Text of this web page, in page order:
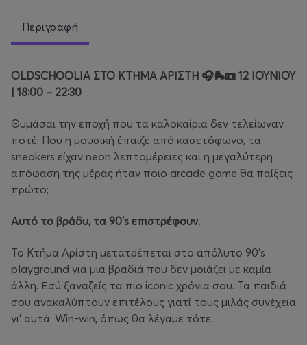
Περιγραφή
OLDSCHOOLIA ΣΤΟ ΚΤΗΜΑ ΑΡΙΣΤΗ 🎧🛼📼 12 ΙΟΥΝΙΟΥ
| 18:00 – 22:30
Θυμάσαι την εποχή που τα καλοκαίρια δεν τελείωναν
ποτέ; Που η μουσική έπαιζε από κασετόφωνο, τα
sneakers είχαν neon λεπτομέρειες και η μεγαλύτερη
απόφαση της μέρας ήταν ποιο arcade game θα παίξεις
πρώτο;
Αυτό το βράδυ, τα 90's επιστρέφουν.
Το Κτήμα Αρίστη μετατρέπεται στο απόλυτο 90's
playground για μια βραδιά που δεν μοιάζει με καμία
άλλη. Εσύ ξαναζείς τα πιο iconic χρόνια σου. Τα παιδιά
σου ανακαλύπτουν επιτέλους γιατί τους μιλάς συνέχεια
γι' αυτά. Win-win, όπως θα λέγαμε τότε.